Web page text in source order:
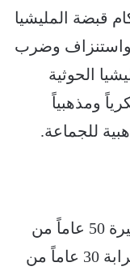
قبضة المليشيا
واستنزاف وضرب
الحوثية
ومذهبياً
للجماعة.
تدرك مليشيا الحوثي جيداً، أن مسيرة 50 عاماً من
عمر الثورة اليمنية ضد الإمامة، وقرابة 30 عاماً من